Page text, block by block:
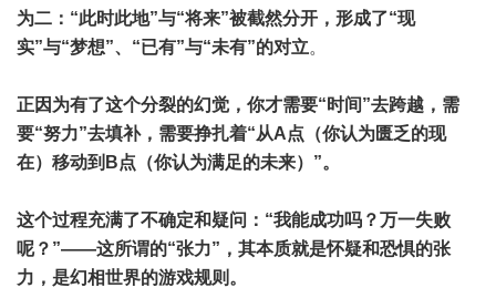
为二：“此时此地”与“将来”被截然分开，形成了“现
实”与“梦想”、“已有”与“未有”的对立。
正因为有了这个分裂的幻觉，你才需要“时间”去跨越，需
要“努力”去填补，需要挣扎着“从A点（你认为匮乏的现
在）移动到B点（你认为满足的未来）”。
这个过程充满了不确定和疑问：“我能成功吗？万一失败
呢？”——这所谓的“张力”，其本质就是怀疑和恐惧的张
力，是幻相世界的游戏规则。